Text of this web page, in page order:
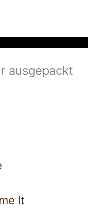
ausgepackt
It